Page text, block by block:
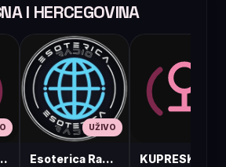
I HERCEGOVINA
Tešanj
UŽIVO
Esoterica Radio S1